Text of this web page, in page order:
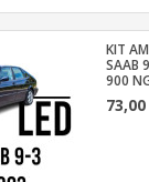
KIT
SAAB
900